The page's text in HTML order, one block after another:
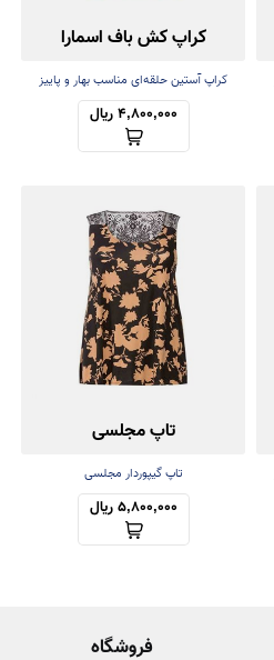
کراپ کش باف اسمارا
کراپ آستین حلقه‌ای مناسب بهار و پاییز
4,800,000 ریال
تاپ مجلسی
تاپ گیپوردار مجلسی
5,800,000 ریال
فروشگاه